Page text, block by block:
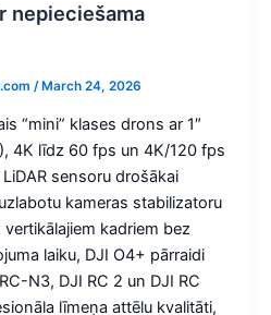
nepieciešama
/ March 24, 2026
“mini” klases drons ar 1″
4K līdz 60 fps un 4K/120 fps
sensoru drošākai
kameras stabilizatoru
kadriem bez
laiku, DJI O4+ pārraidi
N3, DJI RC 2 un DJI RC
līmeņa attēlu kvalitāti,